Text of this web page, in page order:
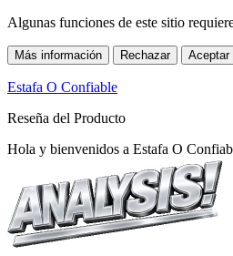
Algunas funciones de este sitio
Más información Rechazar Aceptar
Estafa O Confiable
Reseña del Producto
Hola y bienvenidos a Estafa O